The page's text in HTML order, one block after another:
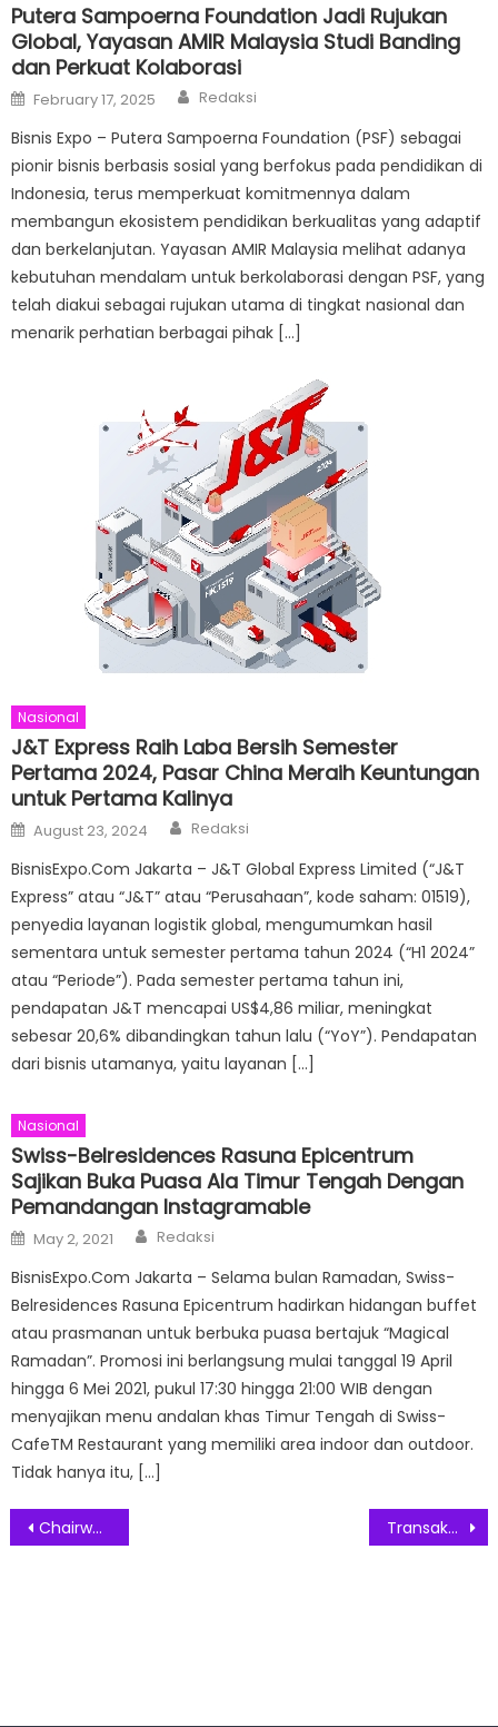
Putera Sampoerna Foundation Jadi Rujukan
Global, Yayasan AMIR Malaysia Studi Banding
dan Perkuat Kolaborasi
Posted
on
February 17, 2025 Author
Redaksi
Bisnis Expo – Putera Sampoerna Foundation (PSF) sebagai
pionir bisnis berbasis sosial yang berfokus pada pendidikan di
Indonesia, terus memperkuat komitmennya dalam
membangun ekosistem pendidikan berkualitas yang adaptif
dan berkelanjutan. Yayasan AMIR Malaysia melihat adanya
kebutuhan mendalam untuk berkolaborasi dengan PSF, yang
telah diakui sebagai rujukan utama di tingkat nasional dan
menarik perhatian berbagai pihak […]
Nasional
J&T Express Raih Laba Bersih Semester
Pertama 2024, Pasar China Meraih Keuntungan
untuk Pertama Kalinya
Posted
on
August 23, 2024 Author
Redaksi
BisnisExpo.Com Jakarta – J&T Global Express Limited (“J&T
Express” atau “J&T” atau “Perusahaan”, kode saham: 01519),
penyedia layanan logistik global, mengumumkan hasil
sementara untuk semester pertama tahun 2024 (“H1 2024”
atau “Periode”). Pada semester pertama tahun ini,
pendapatan J&T mencapai US$4,86 miliar, meningkat
sebesar 20,6% dibandingkan tahun lalu (“YoY”). Pendapatan
dari bisnis utamanya, yaitu layanan […]
Nasional
Swiss-Belresidences Rasuna Epicentrum
Sajikan Buka Puasa Ala Timur Tengah Dengan
Pemandangan Instagramable
Posted
on
May 2, 2021 Author
Redaksi
BisnisExpo.Com Jakarta – Selama bulan Ramadan, Swiss-
Belresidences Rasuna Epicentrum hadirkan hidangan buffet
atau prasmanan untuk berbuka puasa bertajuk “Magical
Ramadan”. Promosi ini berlangsung mulai tanggal 19 April
hingga 6 Mei 2021, pukul 17:30 hingga 21:00 WIB dengan
menyajikan menu andalan khas Timur Tengah di Swiss-
CafeTM Restaurant yang memiliki area indoor dan outdoor.
Tidak hanya itu, […]
Post
Chairwoman Peace20 Princess Cheryl Halpern: Peace20 Dari Indonesia Untuk Dunia Transaksi Valas Naik 40% Jelang KTT G20